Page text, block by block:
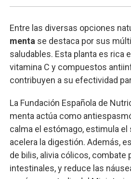
Entre las diversas opciones
menta se destaca por sus
saludables. Esta planta es rica
vitamina C y compuestos
contribuyen a su efectividad
La Fundación Española de
menta actúa como
calma el estómago, estimula
acelera la digestión. Además,
de bilis, alivia cólicos, combate
intestinales, y reduce las